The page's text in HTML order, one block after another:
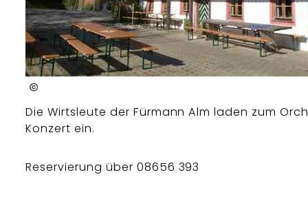
Lenz Berger
Die Wirtsleute der Fürmann Alm laden zum
Konzert ein.
Reservierung über 08656 393